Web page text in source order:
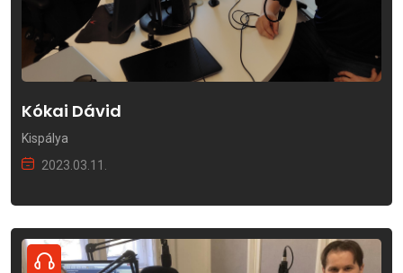
Kókai Dávid
Kispálya
2023.03.11.